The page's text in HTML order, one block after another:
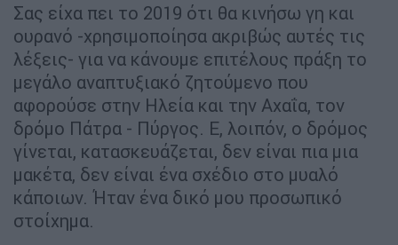
Σας είχα πει το 2019 ότι θα κινήσω γη και
ουρανό -χρησιμοποίησα ακριβώς αυτές τις
λέξεις- για να κάνουμε επιτέλους πράξη το
μεγάλο αναπτυξιακό ζητούμενο που
αφορούσε στην Ηλεία και την Αχαΐα, τον
δρόμο Πάτρα - Πύργος. Ε, λοιπόν, ο δρόμος
γίνεται, κατασκευάζεται, δεν είναι πια μια
μακέτα, δεν είναι ένα σχέδιο στο μυαλό
κάποιων. Ήταν ένα δικό μου προσωπικό
στοίχημα.